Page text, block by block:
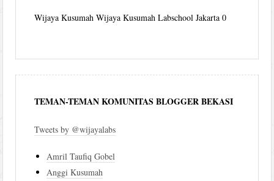
Wijaya Kusumah Wijaya Kusumah Labschool Jakarta 0
TEMAN-TEMAN KOMUNITAS BLOGGER BEKASI
Tweets by @wijayalabs
Amril Taufiq Gobel
Anggi Kusumah